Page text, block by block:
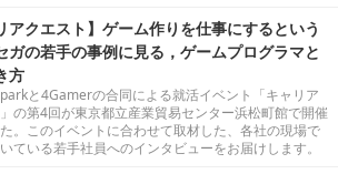
アクエスト】ゲーム作りを仕事にするという
ガの若手の事例に見る，ゲームプログラマと
方
と4Gamerの合同による就活イベント「キャリア
の第4回が東京都立産業貿易センター浜松町館で開催
。このイベントに合わせて取材した、各社の現場で
ている若手社員へのインタビューをお届けします。